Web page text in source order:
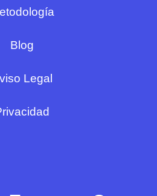
Blog
Legal